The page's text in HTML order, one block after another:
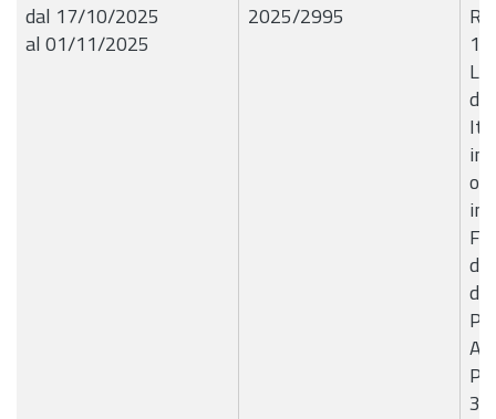
dal 17/10/2025
al 01/11/2025
2025/2995
di